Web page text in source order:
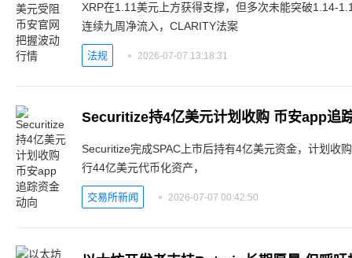
XRP在1.11美元上方获得支撑，但多次未能突破1.14-
连续九周净流入，CLARITY法案
法规 2026-07-07 13:18:31
Securitize持4亿美元计划收购 币安app追
Securitize完成SPAC上市后持有4亿美元资金，计划收
行44亿美元代币化资产，
交易所新闻 2026-07-07 00:42:50